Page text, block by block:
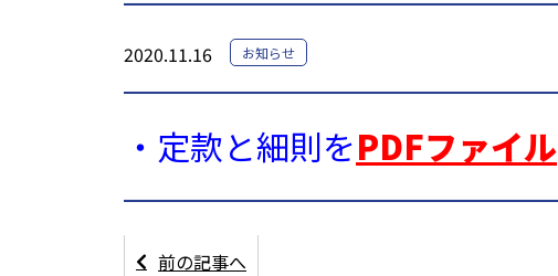
2020.11.16 お知らせ
・定款と細則をPDFファイル
前の記事へ